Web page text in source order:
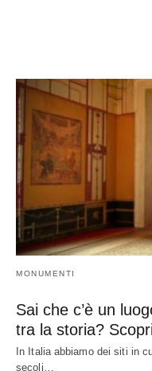
MONUMENTI
Sai che c’è un
tra la storia?
In Italia abbiamo dei siti in
secoli…